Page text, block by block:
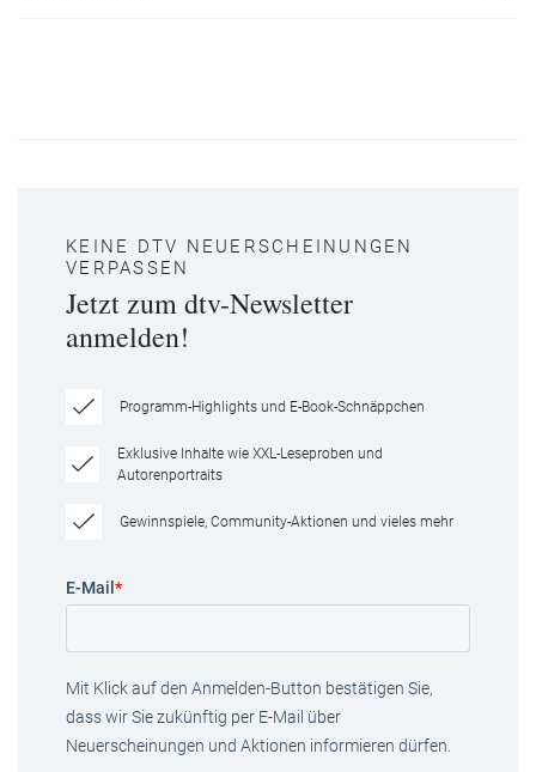
KEINE DTV NEUERSCHEINUNGEN
VERPASSEN
Jetzt zum dtv-Newsletter
anmelden!
Programm-Highlights und E-Book-Schnäppchen
Exklusive Inhalte wie XXL-Leseproben und
Autorenportraits
Gewinnspiele, Community-Aktionen und vieles mehr
E-Mail *
Mit Klick auf den Anmelden-Button bestätigen Sie,
dass wir Sie zukünftig per E-Mail über
Neuerscheinungen und Aktionen informieren dürfen.